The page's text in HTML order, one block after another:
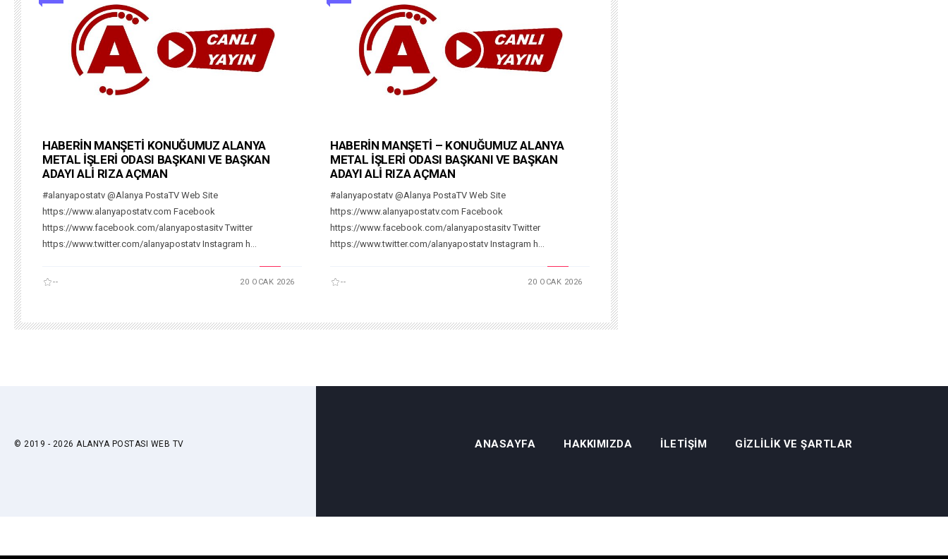
HABERİN MANŞETİ KONUĞUMUZ ALANYA
METAL İŞLERİ ODASI BAŞKANI VE BAŞKAN
ADAYI ALİ RIZA AÇMAN
#alanyapostatv @Alanya PostaTV Web Site
https://www.alanyapostatv.com Facebook
https://www.facebook.com/alanyapostasitv Twitter
https://www.twitter.com/alanyapostatv Instagram h...
-- 20 OCAK 2026
HABERİN MANŞETİ – KONUĞUMUZ ALANYA
METAL İŞLERİ ODASI BAŞKANI VE BAŞKAN
ADAYI ALİ RIZA AÇMAN
#alanyapostatv @Alanya PostaTV Web Site
https://www.alanyapostatv.com Facebook
https://www.facebook.com/alanyapostasitv Twitter
https://www.twitter.com/alanyapostatv Instagram h...
-- 20 OCAK 2026
© 2019 - 2026 ALANYA POSTASI WEB TV ANASAYFA HAKKIMIZDA İLETIŞIM GIZLILIK VE ŞARTLAR